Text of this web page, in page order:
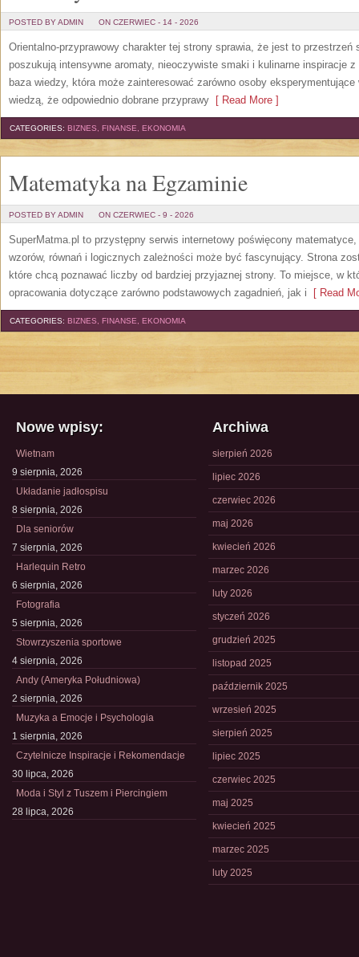
POSTED BY ADMIN ON CZERWIEC - 14 - 2026
Orientalno-przyprawowy charakter tej strony sprawia, że jest to
poszukują intensywne aromaty, nieoczywiste smaki i kulinarne inspiracje
baza wiedzy, która może zainteresować zarówno osoby
wiedzą, że odpowiednio dobrane przyprawy [ Read More ]
CATEGORIES: BIZNES, FINANSE, EKONOMIA
Matematyka na Egzaminie
POSTED BY ADMIN ON CZERWIEC - 9 - 2026
SuperMatma.pl to przystępny serwis internetowy poświęcony
wzorów, równań i logicznych zależności może być fascynujący. Strona
które chcą poznawać liczby od bardziej przyjaznej strony. To miejsce, w
opracowania dotyczące zarówno podstawowych zagadnień, jak i [ Read
CATEGORIES: BIZNES, FINANSE, EKONOMIA
Nowe wpisy:
Wietnam
9 sierpnia, 2026
Układanie jadłospisu
8 sierpnia, 2026
Dla seniorów
7 sierpnia, 2026
Harlequin Retro
6 sierpnia, 2026
Fotografia
5 sierpnia, 2026
Stowrzyszenia sportowe
4 sierpnia, 2026
Andy (Ameryka Południowa)
2 sierpnia, 2026
Muzyka a Emocje i Psychologia
1 sierpnia, 2026
Czytelnicze Inspiracje i Rekomendacje
30 lipca, 2026
Moda i Styl z Tuszem i Piercingiem
28 lipca, 2026
Archiwa
sierpień 2026
lipiec 2026
czerwiec 2026
maj 2026
kwiecień 2026
marzec 2026
luty 2026
styczeń 2026
grudzień 2025
listopad 2025
październik 2025
wrzesień 2025
sierpień 2025
lipiec 2025
czerwiec 2025
maj 2025
kwiecień 2025
marzec 2025
luty 2025